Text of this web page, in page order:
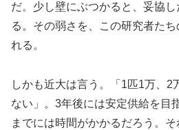
だ。少し壁にぶつかると、妥協
る。その弱さを、この研究者た
れる。
しかも近大は言う。「1匹1万、2
ない」。3年後には安定供給を目
までには時間がかかるだろう。